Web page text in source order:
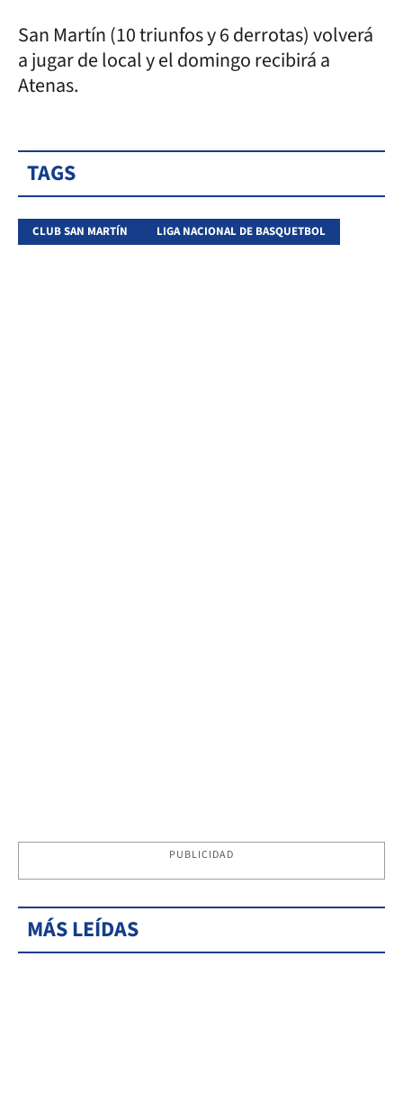
San Martín (10 triunfos y 6 derrotas) volverá
a jugar de local y el domingo recibirá a
Atenas.
TAGS
CLUB SAN MARTÍN LIGA NACIONAL DE BASQUETBOL
PUBLICIDAD
MÁS LEÍDAS